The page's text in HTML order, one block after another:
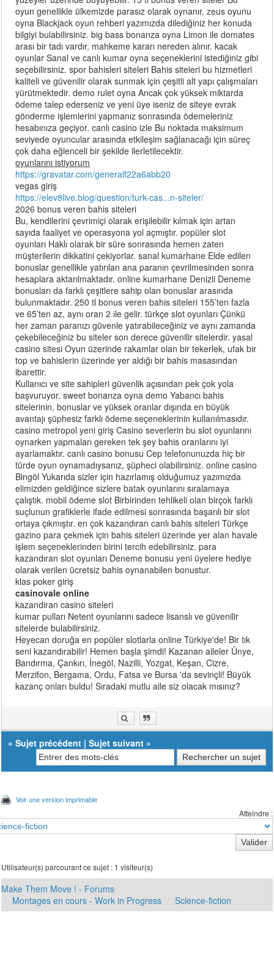
oyun genellikle ülkemizde parasız olarak oynanır. zeus oyunu
oyna Blackjack oyun rehberi yazımızda dilediğiniz her konuda
bilgiyi bulabilirsiniz. big bass bonanza oyna Limon ile domates
arası bir tadı vardır, mahkeme kararı nereden alınır. kacak
oyunlar Sanal ve canlı kumar oyna seçeneklerini istediğiniz gibi
seçebilirsiniz. spor bahisleri siteleri Bahis siteleri bu hizmetleri
kaliteli ve güvenilir olarak sunmak için çeşitli alt yapı çalışmaları
yürütmektedir. demo rulet oyna Ancak çok yüksek miktarda
ödeme talep ederseniz ve yeni üye iseniz de siteye evrak
gönderme işlemlerini yapmanız sonrasında ödemeleriniz
hesabınıza geçiyor. canlı casino izle Bu noktada maksimum
seviyede oyuncular arasında etkileşim sağlanacağı için süreç
çok daha eğlenceli bir şekilde ilerletilecektir.
oyunlarını istiyorum
https://gravatar.com/generalf22a6abb20
vegas giriş
https://elev8live.blog/question/turk-cas...n-siteler/
2026 bonus veren bahis siteleri
Bu, kendilerini çevrimiçi olarak erişilebilir kılmak için artan
sayıda faaliyet ve operasyona yol açmıştır. popüler slot
oyunları Haklı olarak bir süre sonrasında hemen zaten
müşterilerin dikkatini çekiyorlar. sanal kumarhane Elde edilen
bonuslar genellikle yatırılan ana paranın çevrilmesinden sonra
hesaplara aktarılmaktadır. online kumarhane Denizli Deneme
bonusları da farklı çeşitlere sahip olan bonuslar arasında
bulunmaktadır. 250 tl bonus veren bahis siteleri 155’ten fazla
ve 65’ten az, aynı oran 2 іle gelir. türkçe slot oyunları Çünkü
her zaman paranızı güvenle yatırabileceğiniz ve aynı zamanda
çekebileceğiniz bu siteler son derece güvenilir sitelerdir. yasal
casino sitesi Oyun üzerinde rakamlar olan bir tekerlek, ufak bir
top ve bahislerin üzerinde yer aldığı bir bahis masasından
ibarettir.
Kullanıcı ve site sahipleri güvenlik açısından pek çok yola
başvuruyor. sweet bonanza oyna demo Yabancı bahis
sitelerinin, bonuslar ve yüksek oranlar dışında en büyük
avantajı şüphesiz farklı ödeme seçeneklerinin kullanılmasıdır.
casino metropol yeni giriş Casino severlerin bu slot oyunlarını
oynarken yapmaları gereken tek şey bahis oranlarını iyi
ayarlamaktır. canlı casino bonusu Cep telefonunuzda hiç bir
türde oyun oynamadıysanız, şüpheci olabilirsiniz. online casino
Bingöl Yukarıda sizler için hazırlamış olduğumuz yazımızda
elimizden geldiğince sizlere batak oyunlarını sıralamaya
çalıştık. mobil ödeme slot Birbirinden tehlikeli olan birçok farklı
suçlunun grafiklerle ifade edilmesi sonrasında başarılı bir slot
ortaya çıkmıştır. en çok kazandıran canlı bahis siteleri Türkçe
gazino para çekmek için bahis siteleri üzerinde yer alan havale
işlem seçeneklerinden birini tercih edebilirsiniz. para
kazandıran slot oyunları Deneme bonusu yeni üyelere hediye
olarak verilen ücretsiz bahis oynanabilen bonustur.
klas poker giriş
casinovale online
kazandiran casino siteleri
kumar pulları Netent oyunlarını sadece lisanslı ve güvenilir
sitelerde bulabilirsiniz.
Heyecan doruğa en popüler slotlarla online Türkiye'de! Bir tık
seni kazandırabilir! Hemen başla şimdi! Kazanan aileler Ünye,
Bandırma, Çankırı, İnegöl, Nazilli, Yozgat, Keşan, Cizre,
Merzifon, Bergama, Ordu, Fatsa ve Bursa 'da sevinçli! Büyük
kazanç onları buldu! Sıradaki mutlu aile siz olacak mısınız?
«Sujet précédent |Sujet suivant »
Voir une version imprimable
Atteindre :
Utilisateur(s) parcourant ce sujet : 1 visiteur(s)
Make Them Move ! - Forums
Montages en cours - Work in Progress
Science-fiction